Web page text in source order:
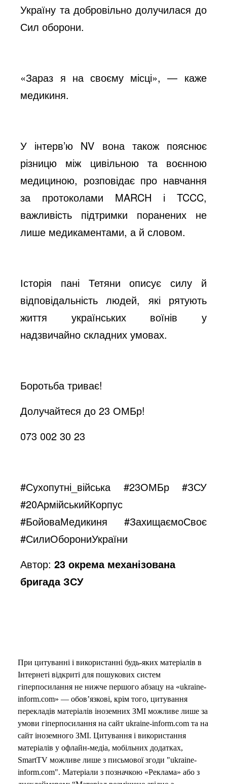
Україну та добровільно долучилася до
Сил оборони.
«Зараз я на своєму місці», — каже
медикиня.
У інтерв’ю NV вона також пояснює
різницю між цивільною та воєнною
медициною, розповідає про навчання
за протоколами MARCH і TCCC,
важливість підтримки поранених не
лише медикаментами, а й словом.
Історія пані Тетяни описує силу й
відповідальність людей, які рятують
життя українських воїнів у
надзвичайно складних умовах.
Боротьба триває!
Долучайтеся до 23 ОМБр!
073 002 30 23
#Сухопутні_війська #23ОМБр #ЗСУ
#20АрмійськийКорпус
#БойоваМедикиня #ЗахищаємоСвоє
#СилиОборониУкраїни
Автор:23 окрема механізована
бригада ЗСУ
При цитуванні і використанні будь-яких матеріалів в
Інтернеті відкриті для пошукових систем
гіперпосилання не нижче першого абзацу на «ukraine-
inform.com» — обов’язкові, крім того, цитування
перекладів матеріалів іноземних ЗМІ можливе лише за
умови гіперпосилання на сайт ukraine-inform.com та на
сайт іноземного ЗМІ. Цитування і використання
матеріалів у офлайн-медіа, мобільних додатках,
SmartTV можливе лише з письмової згоди "ukraine-
inform.com". Матеріали з позначкою «Реклама» або з